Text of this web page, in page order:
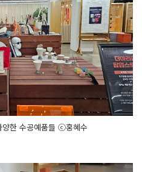
한 수공예품들 ⓒ홍혜수